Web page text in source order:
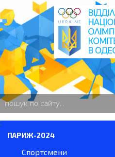
пошук
по
ПАРИЖ-2024
Спортсмени